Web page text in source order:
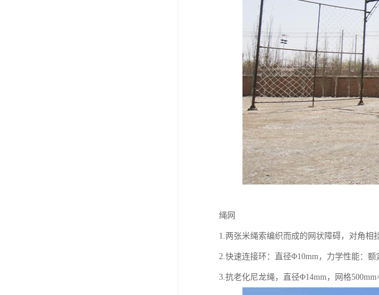
绳网
1.两张米绳索编织而成的网状障碍，对角相
2.快速连接环：直径Φ10mm，力学性能：额
3.抗老化尼龙绳，直径Φ14mm，网格